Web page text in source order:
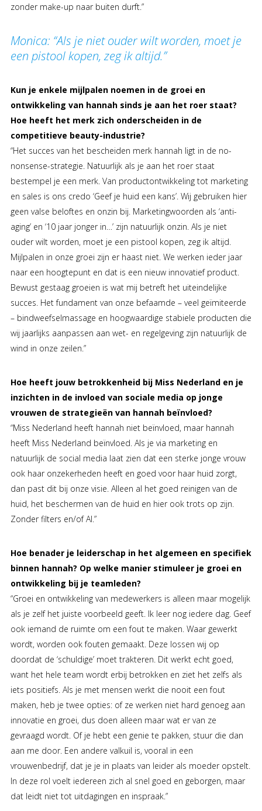
zonder make-up naar buiten durft.”
Monica: “Als je niet ouder wilt worden, moet je
een pistool kopen, zeg ik altijd.”
Kun je enkele mijlpalen noemen in de groei en
ontwikkeling van hannah sinds je aan het roer staat?
Hoe heeft het merk zich onderscheiden in de
competitieve beauty-industrie?
“Het succes van het bescheiden merk hannah ligt in de no-
nonsense-strategie. Natuurlijk als je aan het roer staat
bestempel je een merk. Van productontwikkeling tot marketing
en sales is ons credo ‘Geef je huid een kans’. Wij gebruiken hier
geen valse beloftes en onzin bij. Marketingwoorden als ‘anti-
aging’ en ‘10 jaar jonger in…’ zijn natuurlijk onzin. Als je niet
ouder wilt worden, moet je een pistool kopen, zeg ik altijd.
Mijlpalen in onze groei zijn er haast niet. We werken ieder jaar
naar een hoogtepunt en dat is een nieuw innovatief product.
Bewust gestaag groeien is wat mij betreft het uiteindelijke
succes. Het fundament van onze befaamde – veel geïmiteerde
– bindweefselmassage en hoogwaardige stabiele producten die
wij jaarlijks aanpassen aan wet- en regelgeving zijn natuurlijk de
wind in onze zeilen.”
Hoe heeft jouw betrokkenheid bij Miss Nederland en je
inzichten in de invloed van sociale media op jonge
vrouwen de strategieën van hannah beïnvloed?
“Miss Nederland heeft hannah niet beïnvloed, maar hannah
heeft Miss Nederland beïnvloed. Als je via marketing en
natuurlijk de social media laat zien dat een sterke jonge vrouw
ook haar onzekerheden heeft en goed voor haar huid zorgt,
dan past dit bij onze visie. Alleen al het goed reinigen van de
huid, het beschermen van de huid en hier ook trots op zijn.
Zonder filters en/of AI.”
Hoe benader je leiderschap in het algemeen en specifiek
binnen hannah? Op welke manier stimuleer je groei en
ontwikkeling bij je teamleden?
“Groei en ontwikkeling van medewerkers is alleen maar mogelijk
als je zelf het juiste voorbeeld geeft. Ik leer nog iedere dag. Geef
ook iemand de ruimte om een fout te maken. Waar gewerkt
wordt, worden ook fouten gemaakt. Deze lossen wij op
doordat de ‘schuldige’ moet trakteren. Dit werkt echt goed,
want het hele team wordt erbij betrokken en ziet het zelfs als
iets positiefs. Als je met mensen werkt die nooit een fout
maken, heb je twee opties: of ze werken niet hard genoeg aan
innovatie en groei, dus doen alleen maar wat er van ze
gevraagd wordt. Of je hebt een genie te pakken, stuur die dan
aan me door. Een andere valkuil is, vooral in een
vrouwenbedrijf, dat je je in plaats van leider als moeder opstelt.
In deze rol voelt iedereen zich al snel goed en geborgen, maar
dat leidt niet tot uitdagingen en inspraak.”